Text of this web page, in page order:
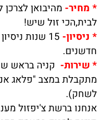
* מחיר- מהיבואן
לבית,הכי זול שיש!
* ניסיון-
15 שנות
חדשנים.
* שירות-
מתקבלת במצב "פלאג
לשחק).
אנחנו ברשת צ'יפזול